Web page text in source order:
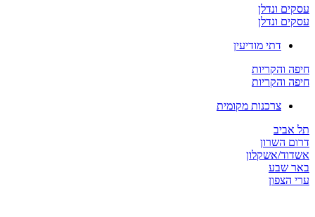
ונדלן
ונדלן
דתי מודיעין
צרכנות מקומית
אשקלון